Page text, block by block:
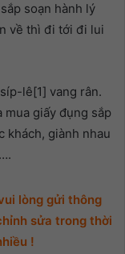
soạn hành lý
về thì đi tới đi lui
lê[1] vang rân.
mua giấy đụng sắp
khách, giành nhau
lòng gửi thông
sửa trong thời
!